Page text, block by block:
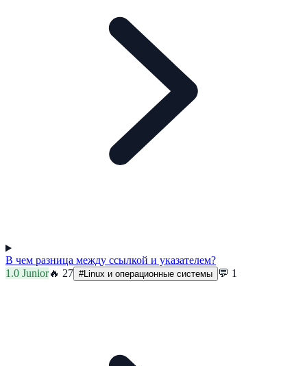
В чем разница между ссылкой и указателем?
1.0 Junior🔥 27 #Linux и операционные системы 💬 1